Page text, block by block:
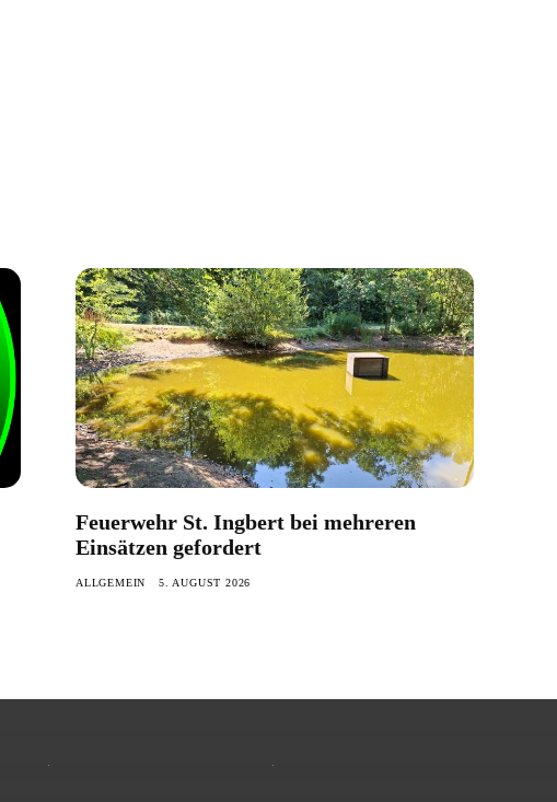
Feuerwehr St. Ingbert bei mehreren
Einsätzen gefordert
ALLGEMEIN 5. AUGUST 2026